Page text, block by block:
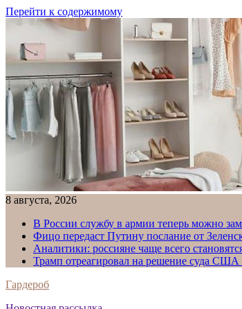
Перейти к содержимому
8 августа, 2026
В России службу в армии теперь можно
Фицо передаст Путину послание от
Аналитики: россияне чаще всего
Трамп отреагировал на решение суда
Гардероб